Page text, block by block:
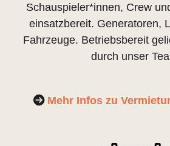
Schauspieler*innen, Crew
einsatzbereit. Generatoren,
Fahrzeuge. Betriebsbereit
durch unser
Mehr Infos zu